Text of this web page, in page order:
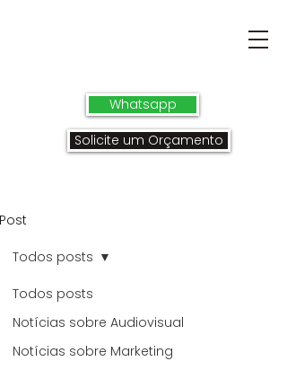
Whatsapp
Solicite um Orçamento
Post
Todos posts
Notícias sobre Audiovisual
Notícias sobre Marketing
Todos posts